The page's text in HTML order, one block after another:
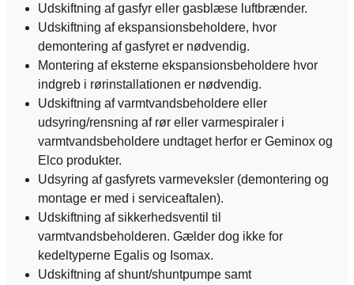
Udskiftning af gasfyr eller gasblæse luftbrænder.
Udskiftning af ekspansionsbeholdere, hvor
demontering af gasfyret er nødvendig.
Montering af eksterne ekspansionsbeholdere hvor
indgreb i rørinstallationen er nødvendig.
Udskiftning af varmtvandsbeholdere eller
udsyring/rensning af rør eller varmespiraler i
varmtvandsbeholdere undtaget herfor er Geminox og
Elco produkter.
Udsyring af gasfyrets varmeveksler (demontering og
montage er med i serviceaftalen).
Udskiftning af sikkerhedsventil til
varmtvandsbeholderen. Gælder dog ikke for
kedeltyperne Egalis og Isomax.
Udskiftning af shunt/shuntpumpe samt